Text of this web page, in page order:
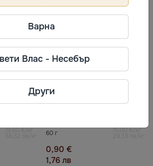
19,60 €/кг
38,32 лв/кг 60 г 15,00 €/кг
29,33 лв/кг
0,90 €
1,76 лв
Варна
Влас - Несебър
Други